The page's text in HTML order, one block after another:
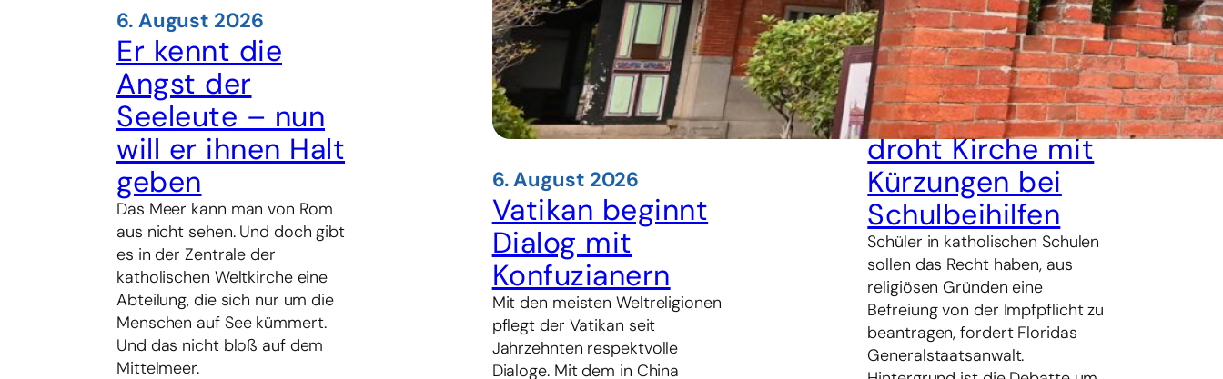
6. August 2026
Er kennt die
Angst der
Seeleute – nun
will er ihnen Halt
geben
Das Meer kann man von Rom
aus nicht sehen. Und doch gibt
es in der Zentrale der
katholischen Weltkirche eine
Abteilung, die sich nur um die
Menschen auf See kümmert.
Und das nicht bloß auf dem
Mittelmeer.
6. August 2026
Vatikan beginnt
Dialog mit
Konfuzianern
Mit den meisten Weltreligionen
pflegt der Vatikan seit
Jahrzehnten respektvolle
Dialoge. Mit dem in China
5. August 2026
Impfstreit in
Florida –
Staatsanwalt
droht Kirche mit
Kürzungen bei
Schulbeihilfen
Schüler in katholischen Schulen
sollen das Recht haben, aus
religiösen Gründen eine
Befreiung von der Impfpflicht zu
beantragen, fordert Floridas
Generalstaatsanwalt.